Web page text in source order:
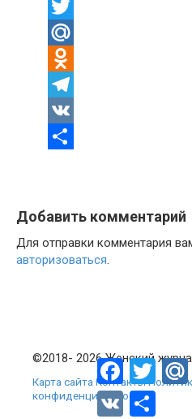
Facebook
Twitter
Mail.Ru
Odnoklassniki
Telegram
VK
Добавить комментарий
Для отправки комментария
авторизоваться.
©2018- 2026 Женский
Карта сайта Контакты
конфиденциальности
FacebookTwitter
VK